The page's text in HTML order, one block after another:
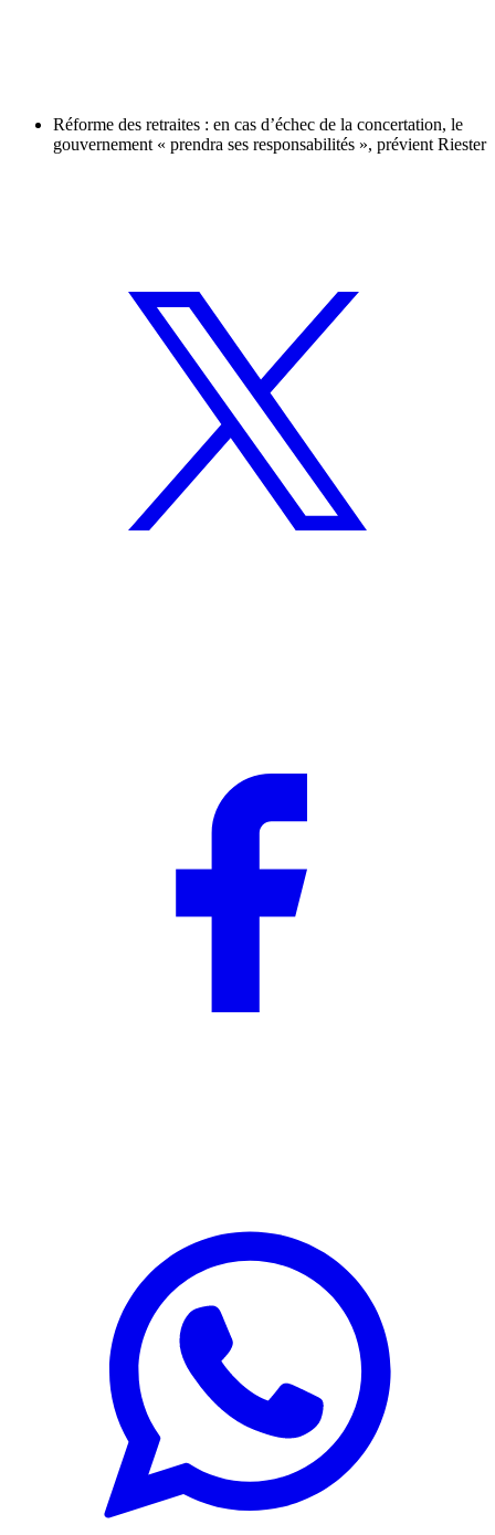
Réforme des retraites : en cas d’échec de la concertation, le
gouvernement « prendra ses responsabilités », prévient Riester